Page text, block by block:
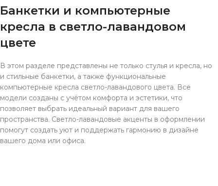
Банкетки и компьютерные
кресла в светло-лавандовом
цвете
В этом разделе представлены не только стулья и кресла, но
и стильные банкетки, а также функциональные
компьютерные кресла светло-лавандового цвета. Все
модели созданы с учётом комфорта и эстетики, что
позволяет выбрать идеальный вариант для вашего
пространства. Светло-лавандовые акценты в оформлении
помогут создать уют и поддержать гармонию в дизайне
вашего дома или офиса.